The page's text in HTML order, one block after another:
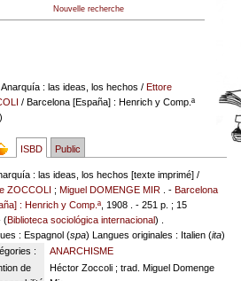
Nouvelle recherche
Anarquía : las ideas, los hechos / Ettore
/ Barcelona [España] : Henrich y Comp.ª
ISBD Public
: las ideas, los hechos [texte imprimé] /
ZOCCOLI ;Miguel DOMENGE MIR . -Barcelona
: Henrich y Comp.ª , 1908 . - 251 p. ; 15
(Biblioteca sociológica internacional) .
: Espagnol (spa)Langues originales : Italien (ita)
:
ANARCHISME
de
Héctor Zoccoli ; trad. Miguel Domenge